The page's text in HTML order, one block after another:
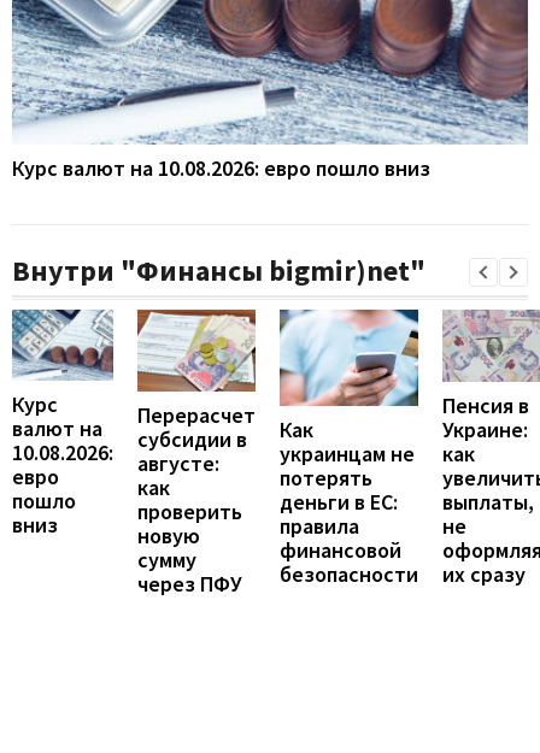
Курс валют на 10.08.2026: евро пошло вниз
Внутри "Финансы bigmir)net"
Курс
валют на
10.08.2026:
евро
пошло
вниз
Перерасчет
субсидии в
августе:
как
проверить
новую
сумму
через ПФУ
Как
украинцам не
потерять
деньги в ЕС:
правила
финансовой
безопасности
Пенсия в
Украине:
как
выплаты,
не
их сразу